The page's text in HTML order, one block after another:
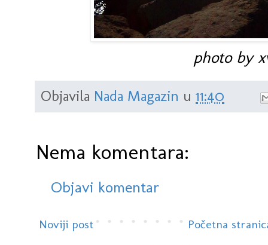
photo by
Objavila Nada Magazin u 11:40
Nema komentara:
Objavi komentar
Noviji post Početna